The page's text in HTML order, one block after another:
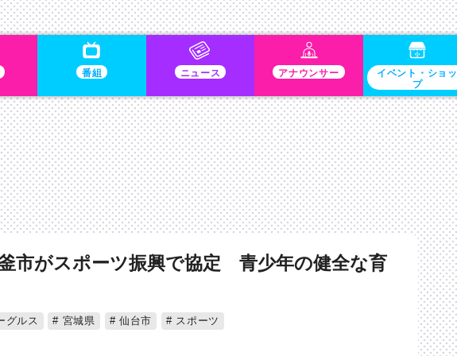
番組 ニュース アナウンサー イベント・ショッ
プ
市がスポーツ振興で協定 青少年の健全な育
グルス 宮城県 仙台市 スポーツ